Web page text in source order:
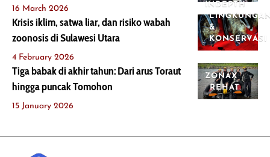
16 March 2026
INDEPTH
&
KONSERVASI
Krisis iklim, satwa liar, dan risiko wabah
zoonosis di Sulawesi Utara
4 February 2026
ZONAX
REHAT
Tiga babak di akhir tahun: Dari arus Toraut
hingga puncak Tomohon
15 January 2026